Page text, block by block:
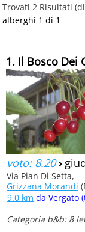
Trovati 2 Risultati
alberghi 1 di 1
1. Il Bosco Dei
voto: 8.20›
Via Pian Di Setta,
Grizzana Morandi
9.0 km da Vergato
Categoria b&b: 8